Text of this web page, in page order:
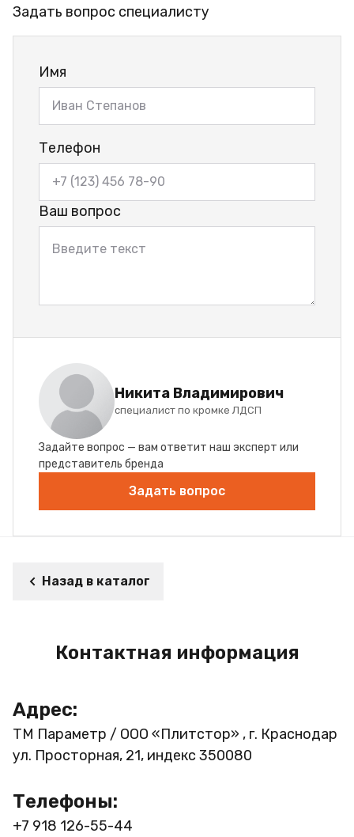
Задать вопрос специалисту
Имя
Телефон
Ваш вопрос
Никита Владимирович
специалист по кромке ЛДСП
Задайте вопрос — вам ответит наш эксперт или
представитель бренда
Задать вопрос
Назад в каталог
Контактная информация
Адрес:
ТМ Параметр / ООО «Плитстор» , г. Краснодар
ул. Просторная, 21, индекс 350080
Телефоны:
+7 918 126-55-44